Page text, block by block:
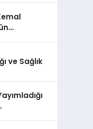
ve Sağlık